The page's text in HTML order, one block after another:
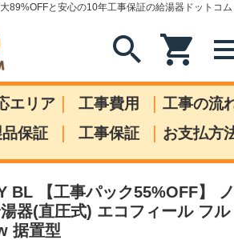
89%OFFと安心の10年工事保証の給湯器ドットコム
search shopping_cart
エリア | 工事費用 | 工事の流
保証 | 工事保証 | お支払方
BL 【工事パック55%OFF】 ノ
器(直圧式) エコフィール フル
据置型